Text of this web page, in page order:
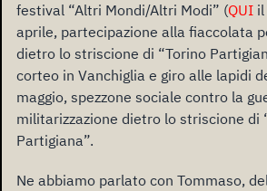
festival “Altri Mondi/Altri Modi” (QUI
aprile, partecipazione alla fiaccolata
dietro lo striscione di “Torino
corteo in Vanchiglia e giro alle lapidi
maggio, spezzone sociale contro la
militarizzazione dietro lo striscione di
Partigiana”.
Ne abbiamo parlato con Tommaso,